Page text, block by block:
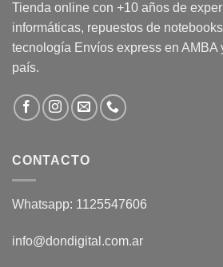
Tienda online con +10 años de
informáticas, repuestos de
tecnología Envíos express en AMBA
país.
CONTACTO
Whatsapp: 1125547606
info@dondigital.com.ar